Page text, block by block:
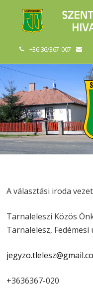
+36 36/367-007
A választási iroda
Tarnaleleszi Közös
Tarnalelesz, Fedémesi
+3636367-020